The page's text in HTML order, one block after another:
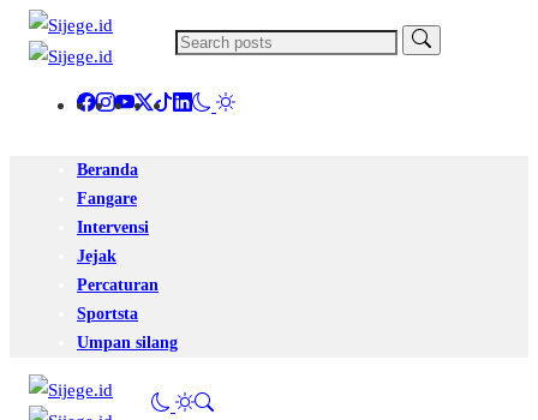
Beranda
Fangare
Intervensi
Jejak
Percaturan
Sportsta
Umpan silang